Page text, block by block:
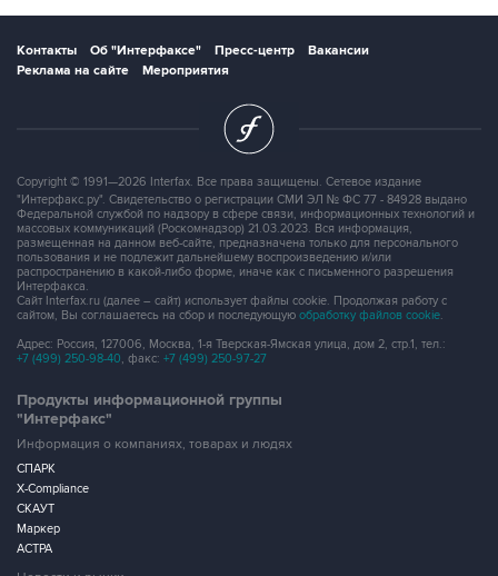
Контакты Об "Интерфаксе" Пресс-центр
Вакансии
Реклама на сайте
Мероприятия
Copyright © 1991—2026 Interfax. Все права защищены. Сетевое издание
"Интерфакс.ру". Свидетельство о регистрации СМИ ЭЛ № ФС 77 - 84928 выдано
Федеральной службой по надзору в сфере связи, информационных технологий и
массовых коммуникаций (Роскомнадзор) 21.03.2023. Вся информация,
размещенная на данном веб-сайте, предназначена только для персонального
пользования и не подлежит дальнейшему воспроизведению и/или
распространению в какой-либо форме, иначе как с письменного разрешения
Интерфакса.
Сайт Interfax.ru (далее – сайт) использует файлы cookie. Продолжая работу с
сайтом, Вы соглашаетесь на сбор и последующую обработку файлов cookie.
Адрес: Россия, 127006, Москва, 1-я Тверская-Ямская улица, дом 2, стр.1, тел.:
+7 (499) 250-98-40, факс: +7 (499) 250-97-27
Продукты информационной группы
"Интерфакс"
Информация о компаниях, товарах и людях
СПАРК
X-Compliance
СКАУТ
Маркер
АСТРА